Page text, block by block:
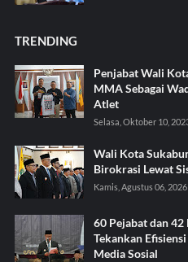
TRENDING
Penjabat Wali
MMA Sebagai
Atlet
Selasa, Oktober 10,
Wali Kota
Birokrasi Lewat
Kamis, Agustus 06, 2026
60 Pejabat dan
Tekankan
Media Sosial